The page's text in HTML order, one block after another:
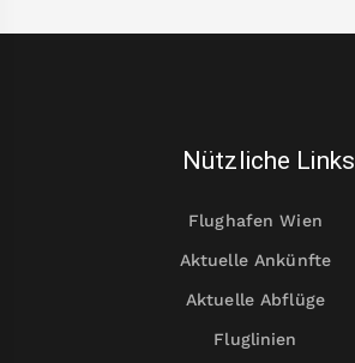
Nützliche Links
Flughafen Wien
Aktuelle Ankünfte
Aktuelle Abflüge
Fluglinien